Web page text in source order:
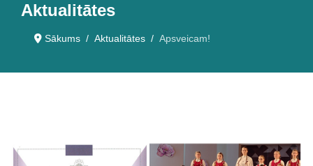
Aktualitātes
Sākums Aktualitātes Apsveicam!